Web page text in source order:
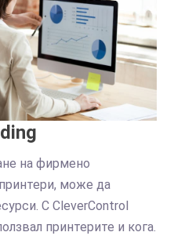
на фирмено
може да
С CleverControl
принтерите и кога.